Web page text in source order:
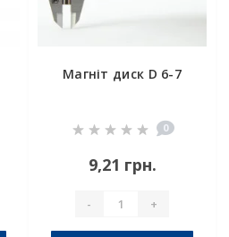
Магніт диск D 6-7
0
9,21 грн.
- +